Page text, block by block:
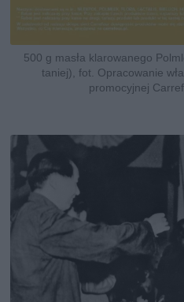
500 g masła klarowanego
taniej), fot. Opracowanie
promocyjnej